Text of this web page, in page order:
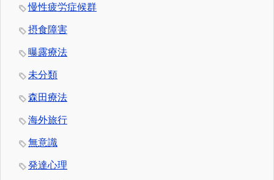
慢性疲労症候群
摂食障害
曝露療法
未分類
森田療法
海外旅行
無意識
発達心理